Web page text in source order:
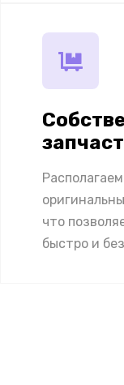
что
быстро и